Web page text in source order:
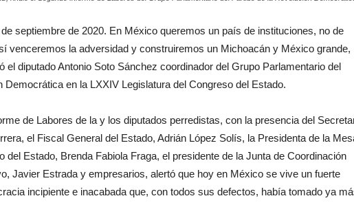
septiembre de 2020. En México queremos un país de instituciones, no de
venceremos la adversidad y construiremos un Michoacán y México grande,
el diputado Antonio Soto Sánchez coordinador del Grupo Parlamentario del
Democrática en la LXXIV Legislatura del Congreso del Estado.
de Labores de la y los diputados perredistas, con la presencia del
el Fiscal General del Estado, Adrián López Solís, la Presidenta de la
del Estado, Brenda Fabiola Fraga, el presidente de la Junta de Coordinación
Javier Estrada y empresarios, alertó que hoy en México se vive un fuerte
incipiente e inacabada que, con todos sus defectos, había tomado ya